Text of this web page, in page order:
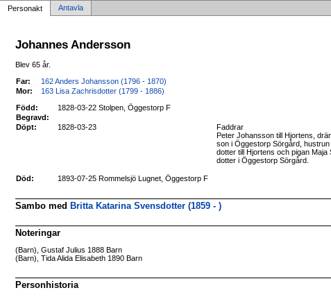
Personakt Antavla
Johannes Andersson
Blev 65 år.
Far:
162 Anders Johansson (1796 - 1870)
Mor:
163 Lisa Zachrisdotter (1799 - 1886)
Född:
1828-03-22 Stolpen, Öggestorp F
Begravd:
Döpt:
1828-03-23
Faddrar
Peter Johansson till Hjortens,
son i Öggestorp Sörgård,
dotter till Hjortens och pigan Maja
dotter i Öggestorp Sörgård.
Död: 1893-07-25 Rommelsjö Lugnet, Öggestorp F
Sambo medBritta Katarina Svensdotter (1859 - )
Noteringar
(Barn), Gustaf Julius 1888 Barn
(Barn), Tida Alida Elisabeth 1890 Barn
Personhistoria